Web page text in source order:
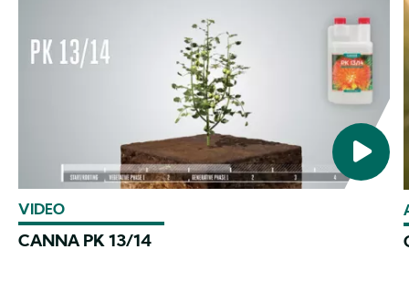
VIDEO
CANNA PK 13/14